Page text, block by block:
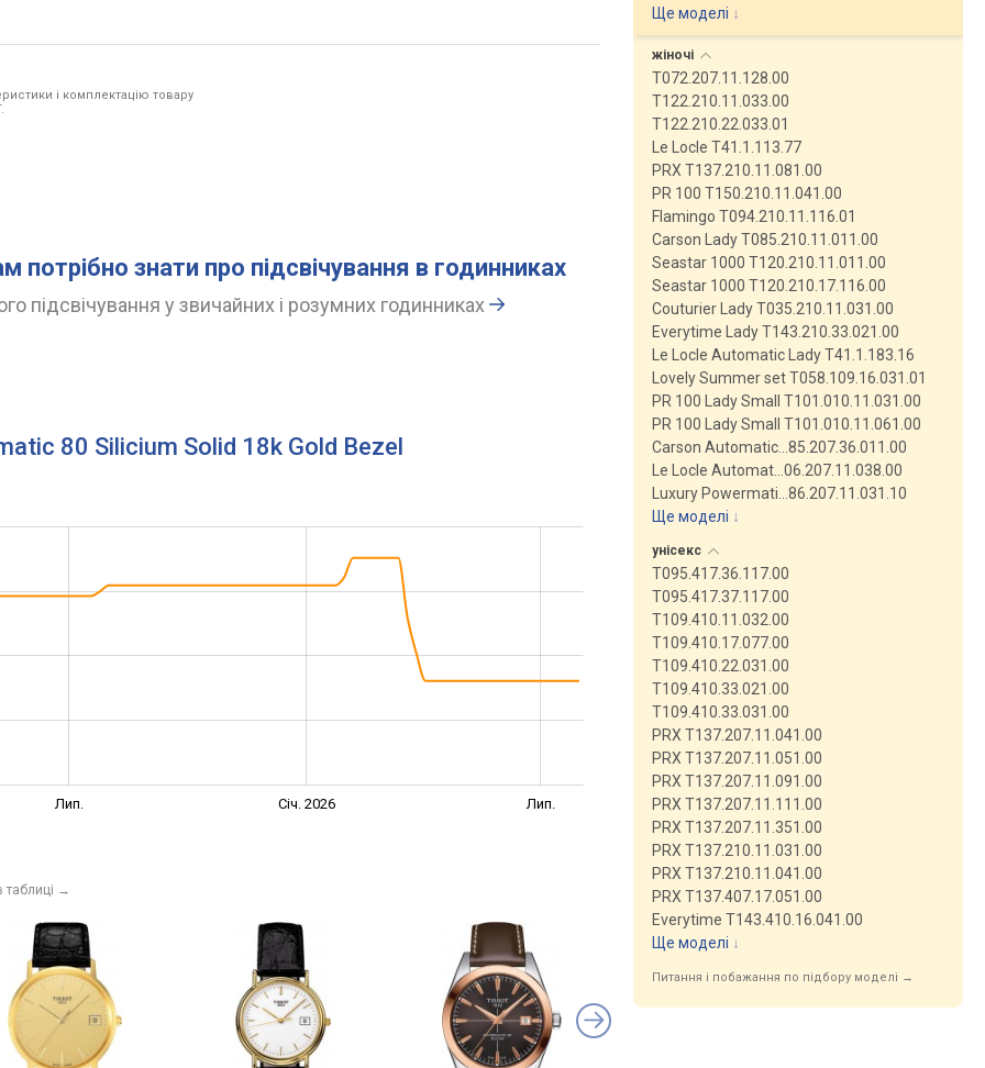
і комплектацію товару
потрібно знати про підсвічування в годинниках
підсвічування у звичайних і розумних годинниках
80 Silicium Solid 18k Gold Bezel
Лип. Січ. 2026 Лип.
таблиці →
Ще моделі ↓
жіночі
T072.207.11.128.00
T122.210.11.033.00
T122.210.22.033.01
Le Locle T41.1.113.77
PRX T137.210.11.081.00
PR 100 T150.210.11.041.00
Flamingo T094.210.11.116.01
Carson Lady T085.210.11.011.00
Seastar 1000 T120.210.11.011.00
Seastar 1000 T120.210.17.116.00
Couturier Lady T035.210.11.031.00
Everytime Lady T143.210.33.021.00
Le Locle Automatic Lady T41.1.183.16
Lovely Summer set T058.109.16.031.01
PR 100 Lady Small T101.010.11.031.00
PR 100 Lady Small T101.010.11.061.00
Carson Automatic…85.207.36.011.00
Le Locle Automat…06.207.11.038.00
Luxury Powermati…86.207.11.031.10
Ще моделі ↓
унісекс
T095.417.36.117.00
T095.417.37.117.00
T109.410.11.032.00
T109.410.17.077.00
T109.410.22.031.00
T109.410.33.021.00
T109.410.33.031.00
PRX T137.207.11.041.00
PRX T137.207.11.051.00
PRX T137.207.11.091.00
PRX T137.207.11.111.00
PRX T137.207.11.351.00
PRX T137.210.11.031.00
PRX T137.210.11.041.00
PRX T137.407.17.051.00
Everytime T143.410.16.041.00
Ще моделі ↓
Питання і побажання по підбору моделі →